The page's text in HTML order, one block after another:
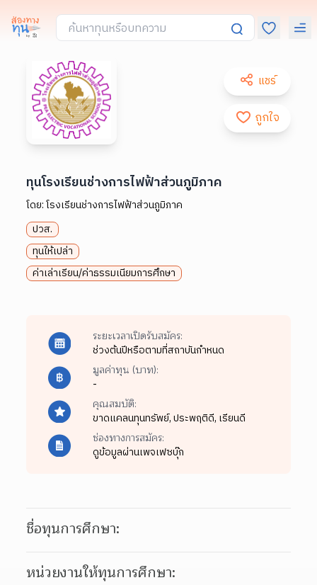
แชร์
ถูกใจ
ทุนโรงเรียนช่างการไฟฟ้าส่วนภูมิภาค
โดย:โรงเรียนช่างการไฟฟ้าส่วนภูมิภาค
ปวส.
ทุนให้เปล่า
ค่าเล่าเรียน/ค่าธรรมเนียมการศึกษา
ระยะเวลาเปิดรับสมัคร:
ช่วงต้นปีหรือตามที่สถาบันกำหนด
มูลค่าทุน (บาท):
-
คุณสมบัติ:
ขาดแคลนทุนทรัพย์,ประพฤติดี, เรียนดี
ช่องทางการสมัคร:
ดูข้อมูลผ่านเพจเฟซบุ๊ก
ชื่อทุนการศึกษา:
หน่วยงานให้ทุนการศึกษา: